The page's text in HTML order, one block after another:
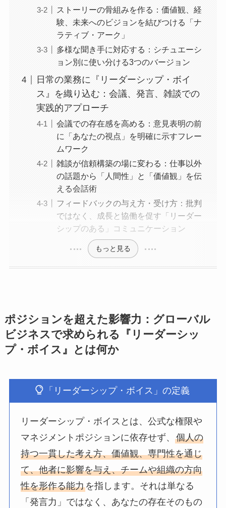
ストーリーの骨組みを作る：価値観、経
験、未来へのビジョンを結びつける「ナ
ラティブ・アーク」
多様な聞き手に対応する：シチュエーシ
ョン別に使い分ける3つのバージョン
日常の業務に『リーダーシップ・ボイ
ス』を織り込む：会議、発言、雑談での
実践的アプローチ
会議での存在感を高める：意見表明の前
に「あなたの視点」を明確に示すフレー
ムワーク
雑談が信頼構築の場に変わる：仕事以外
の話題から「人間性」と「価値観」を伝
える会話術
フィードバックの与え方・受け方：批判
ではなく、成長と協働を促す「リーダー
シップのある」コミュニケーション
もっと見る
ポジションを超えた影響力：グローバル
ビジネスで求められる『リーダーシッ
プ・ボイス』とは何か
「リーダーシップ・ボイス」の定義
リーダーシップ・ボイスとは、公式な権限や
マネジメントポジションに依存せず、個人の
持つ一貫した考え方、価値観、専門性を通じ
て、他者に影響を与え、チームや組織の方向
性を形作る能力を指します。それは単なる
「発言力」ではなく、あなたの存在そのもの